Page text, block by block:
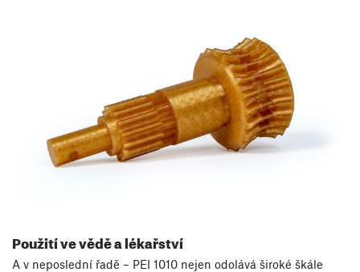
Použití ve vědě a lékařství
A v neposlední řadě – PEI 1010 nejen odolává široké škále